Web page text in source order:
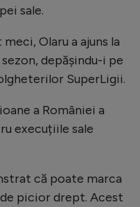
sale.
Olaru a ajuns la
depășindu-i pe
SuperLigii.
a României a
execuțiile sale
că poate marca
picior drept. Acest